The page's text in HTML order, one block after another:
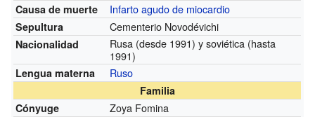
Causa de muerte Infarto agudo de miocardio
Sepultura Cementerio Novodévichi
Nacionalidad Rusa (desde 1991) y soviética (hasta
1991)
Lengua materna Ruso
Familia
Cónyuge
Zoya Fomina